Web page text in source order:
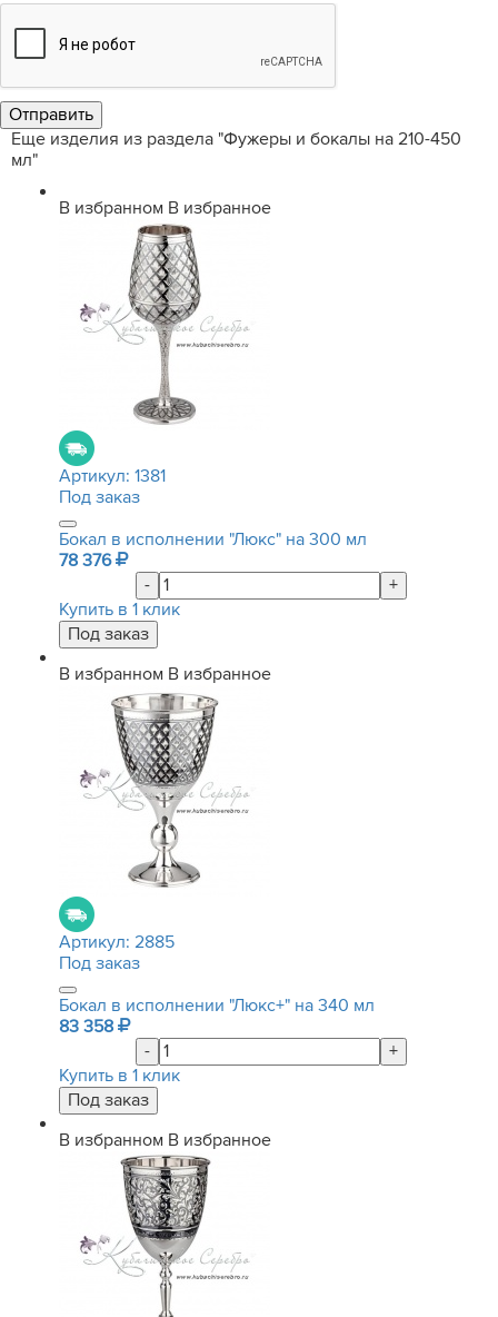
Еще изделия из раздела "Фужеры и бокалы на 210-450
мл"
В избранном В избранное
Артикул: 1381
Под заказ
Бокал в исполнении "Люкс" на 300 мл
78 376
-
+
Купить в 1 клик
В избранном В избранное
Артикул: 2885
Под заказ
Бокал в исполнении "Люкс+" на 340 мл
83 358
-
+
Купить в 1 клик
В избранном В избранное